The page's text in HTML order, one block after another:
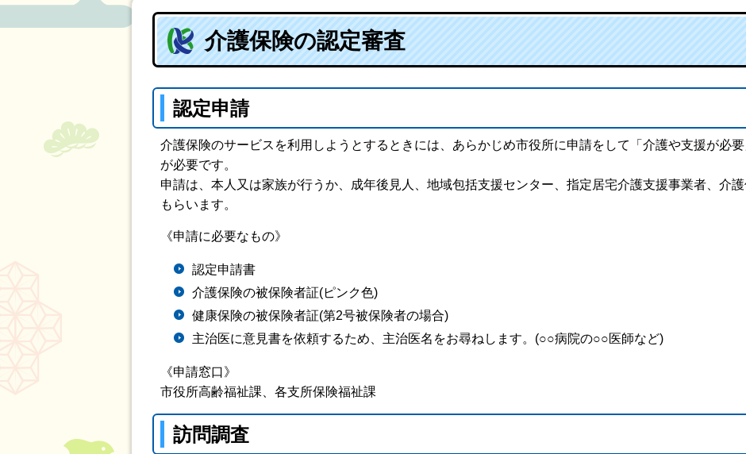
介護保険の認定審査
認定申請
介護保険のサービスを利用しようとするときには、あらかじめ市役所に申請をして「介護や支援が必
が必要です。
申請は、本人又は家族が行うか、成年後見人、地域包括支援センター、指定居宅介護支援事業者、介
もらいます。
《申請に必要なもの》
認定申請書
介護保険の被保険者証(ピンク色)
健康保険の被保険者証(第2号被保険者の場合)
主治医に意見書を依頼するため、主治医名をお尋ねします。(○○病院の○○医師など)
《申請窓口》
市役所高齢福祉課、各支所保険福祉課
訪問調査